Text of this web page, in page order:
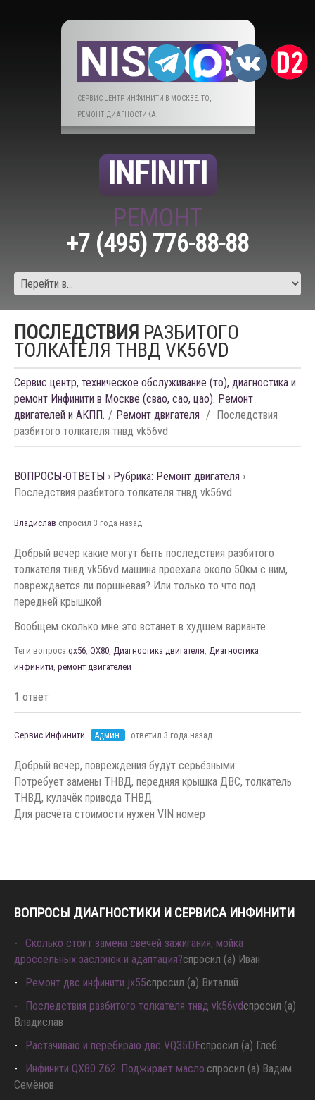
СЕРВИС ЦЕНТР ИНФИНИТИ В МОСКВЕ. ТО,
РЕМОНТ, ДИАГНОСТИКА.
INFINITI
РЕМОНТ
+7 (495) 776-88-88
ПОСЛЕДСТВИЯ РАЗБИТОГО
ТОЛКАТЕЛЯ ТНВД VK56VD
Сервис центр, техническое обслуживание (то), диагностика и
ремонт Инфинити в Москве (свао, сао, цао). Ремонт
двигателей и АКПП.
Ремонт двигателя
Последствия
разбитого толкателя тнвд vk56vd
ВОПРОСЫ-ОТВЕТЫ › Рубрика: Ремонт двигателя ›
Последствия разбитого толкателя тнвд vk56vd
Владислав спросил 3 года назад
Добрый вечер какие могут быть последствия разбитого
толкателя тнвд vk56vd машина проехала около 50км с ним,
повреждается ли поршневая? Или только то что под
передней крышкой
Вообщем сколько мне это встанет в худшем варианте
Теги вопроса:qx56, QX80, Диагностика двигателя, Диагностика
инфинити, ремонт двигателей
1 ответ
Сервис Инфинити Админ. ответил 3 года назад
Добрый вечер, повреждения будут серьëзными:
Потребует замены ТНВД, передняя крышка ДВС, толкатель
ТНВД, кулачëк привода ТНВД.
Для расчëта стоимости нужен VIN номер
ВОПРОСЫ ДИАГНОСТИКИ И СЕРВИСА ИНФИНИТИ
Сколько стоит замена свечей зажигания, мойка
дроссельных заслонок и адаптация?спросил (а) Иван
Ремонт двс инфинити jx55спросил (а) Виталий
Последствия разбитого толкателя тнвд vk56vdспросил (а)
Владислав
Растачиваю и перебираю двс VQ35DEспросил (а) Глеб
Инфинити QX80 Z62. Поджирает масло. спросил (а) Вадим
Семёнов